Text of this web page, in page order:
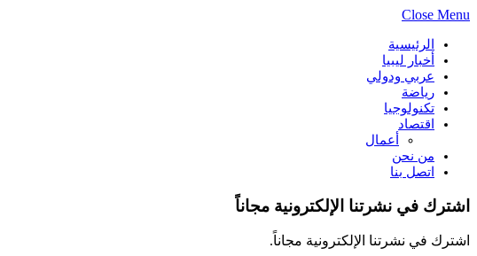
Close Menu
الرئيسية
أخبار ليبيا
عربي ودولي
رياضة
تكنولوجيا
اقتصاد
أعمال
من نحن
اتصل بنا
اشترك في نشرتنا الإلكترونية مجاناً
اشترك في نشرتنا الإلكترونية مجاناً.